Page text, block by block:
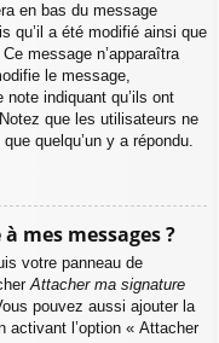
en bas du message
qu’il a été modifié ainsi que
message n’apparaîtra
le message,
indiquant qu’ils ont
que les utilisateurs ne
quelqu’un y a répondu.
mes messages ?
votre panneau de
Attacher ma signature
pouvez aussi ajouter la
activant l’option « Attacher